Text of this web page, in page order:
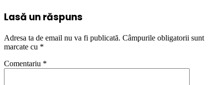
Lasă un răspuns
Adresa ta de email nu va fi publicată. Câmpurile obligatorii sunt
marcate cu *
Comentariu *